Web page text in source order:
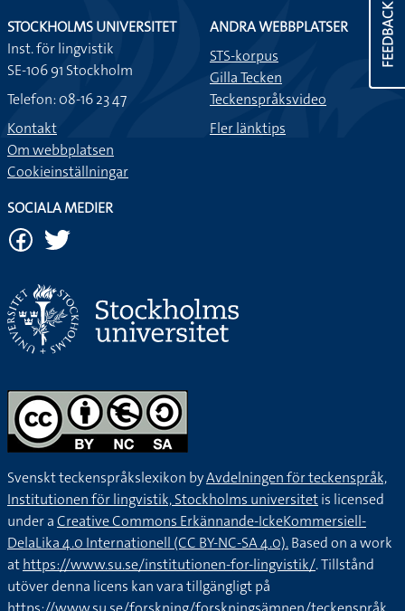
FEEDBACK
STOCKHOLMS UNIVERSITET
Inst. för lingvistik
SE-106 91 Stockholm
Telefon: 08-16 23 47
Kontakt
Om webbplatsen
Cookieinställningar
ANDRA WEBBPLATSER
STS-korpus
Gilla Tecken
Teckenspråksvideo
Fler länktips
SOCIALA MEDIER
Svenskt teckenspråkslexikon byAvdelningen för teckenspråk,
Institutionen för lingvistik, Stockholms universitetis licensed
under aCreative Commons Erkännande-IckeKommersiell-
DelaLika 4.0 Internationell (CC BY-NC-SA 4.0).Based on a work
athttps://www.su.se/institutionen-for-lingvistik/. Tillstånd
utöver denna licens kan vara tillgängligt på